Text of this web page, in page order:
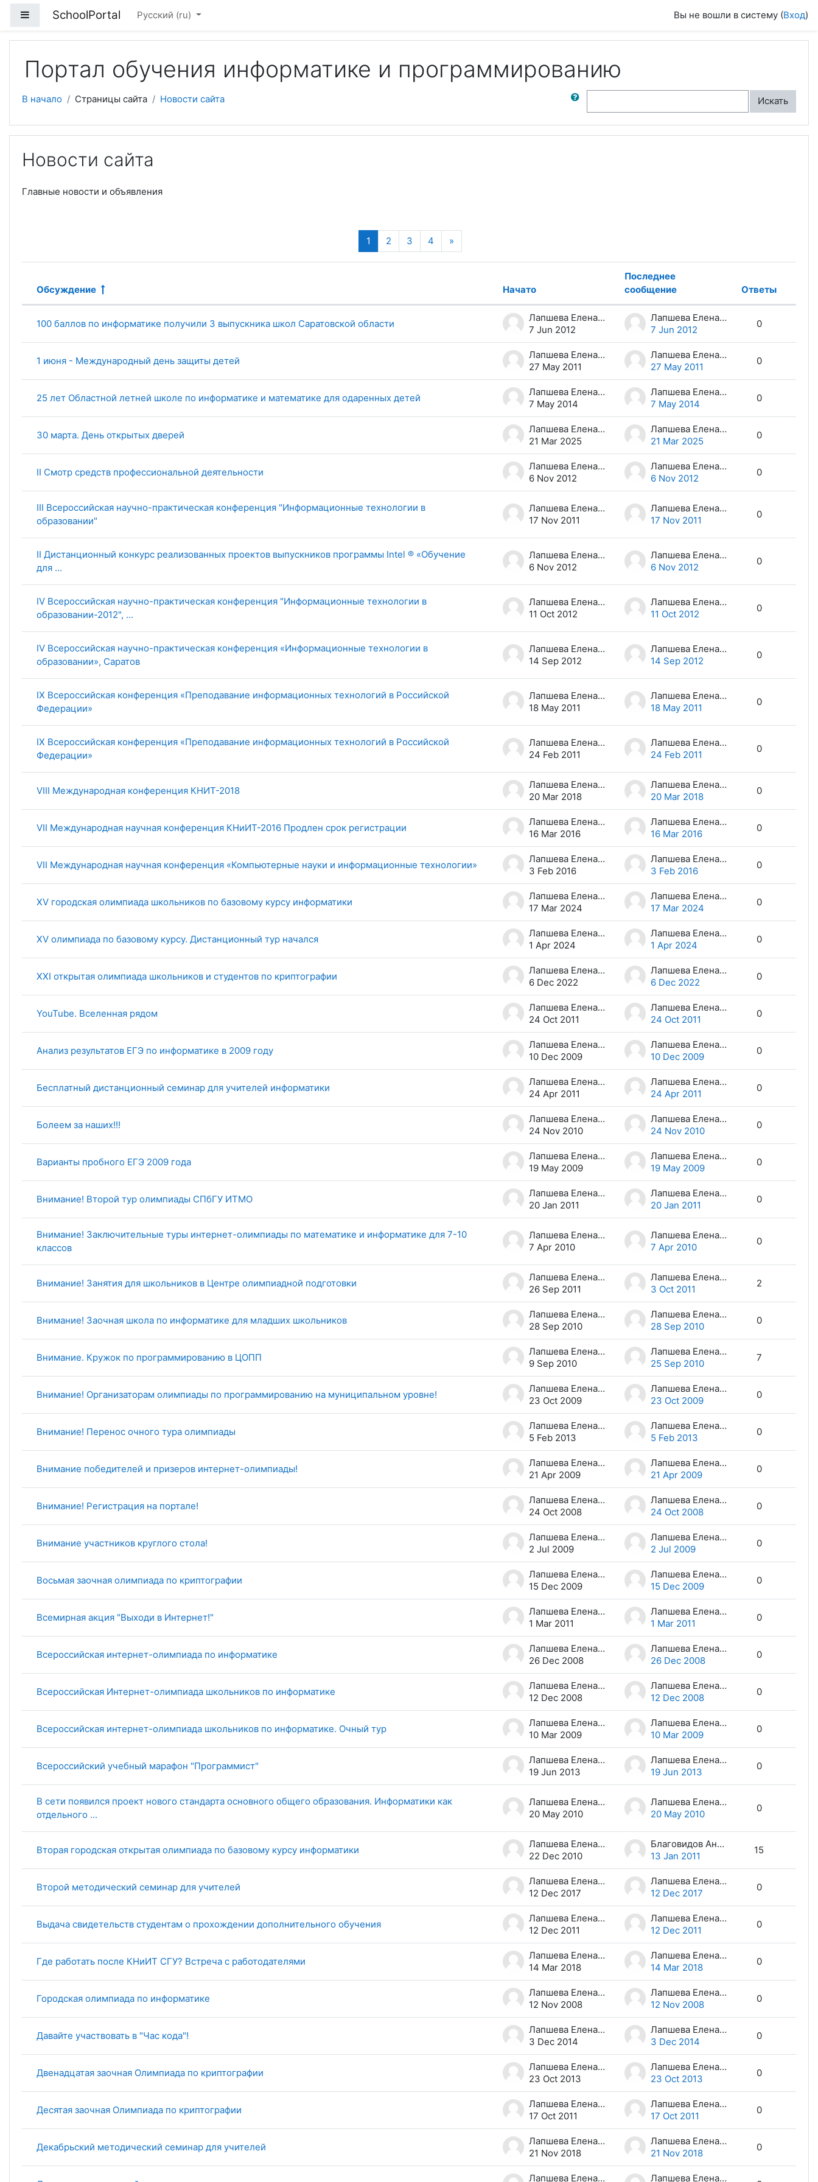
Боковая панель
SchoolPortal Русский ‎(ru)‎ Вы не вошли в систему (Вход)
Портал обучения информатике и программированию
В начало Страницы сайта Новости сайта
Поиск по форумам
Искать
Новости сайта
Главные новости и объявления
1 (текущая)
2 3 4 »Далее
Список обсуждений. Показано 100 из 355 обсуждений
Статус
Обсуждение Начато
Последнее
сообщение
Ответы
100 баллов по информатике получили 3 выпускника школ Саратовской области
Лапшева Елена Евгеньевна
7 Jun 2012
Лапшева Елена Евгеньевна
7 Jun 2012
0
1 июня - Международный день защиты детей
Лапшева Елена Евгеньевна
27 May 2011
Лапшева Елена Евгеньевна
27 May 2011
0
25 лет Областной летней школе по информатике и математике для одаренных детей
Лапшева Елена Евгеньевна
7 May 2014
Лапшева Елена Евгеньевна
7 May 2014
0
30 марта. День открытых дверей
Лапшева Елена Евгеньевна
21 Mar 2025
Лапшева Елена Евгеньевна
21 Mar 2025
0
II Cмотр средств профессиональной деятельности
Лапшева Елена Евгеньевна
6 Nov 2012
Лапшева Елена Евгеньевна
6 Nov 2012
0
III Всероссийская научно-практическая конференция "Информационные технологии в
образовании"
Лапшева Елена Евгеньевна
17 Nov 2011
Лапшева Елена Евгеньевна
17 Nov 2011
0
II Дистанционный конкурс реализованных проектов выпускников программы Intel ® «Обучение
для ...
Лапшева Елена Евгеньевна
6 Nov 2012
Лапшева Елена Евгеньевна
6 Nov 2012
0
IV Всероссийская научно-практическая конференция "Информационные технологии в
образовании-2012", ...
Лапшева Елена Евгеньевна
11 Oct 2012
Лапшева Елена Евгеньевна
11 Oct 2012
0
IV Всероссийская научно-практическая конференция «Информационные технологии в
образовании», Саратов
Лапшева Елена Евгеньевна
14 Sep 2012
Лапшева Елена Евгеньевна
14 Sep 2012
0
IX Всероссийская конференция «Преподавание информационных технологий в Российской
Федерации»
Лапшева Елена Евгеньевна
18 May 2011
Лапшева Елена Евгеньевна
18 May 2011
0
IX Всероссийская конференция «Преподавание информационных технологий в Российской
Федерации»
Лапшева Елена Евгеньевна
24 Feb 2011
Лапшева Елена Евгеньевна
24 Feb 2011
0
VIII Международная конференция КНИТ-2018
Лапшева Елена Евгеньевна
20 Mar 2018
Лапшева Елена Евгеньевна
20 Mar 2018
0
VII Международная научная конференция КНиИТ-2016 Продлен срок регистрации
Лапшева Елена Евгеньевна
16 Mar 2016
Лапшева Елена Евгеньевна
16 Mar 2016
0
VII Международная научная конференция «Компьютерные науки и информационные технологии»
Лапшева Елена Евгеньевна
3 Feb 2016
Лапшева Елена Евгеньевна
3 Feb 2016
0
XV городская олимпиада школьников по базовому курсу информатики
Лапшева Елена Евгеньевна
17 Mar 2024
Лапшева Елена Евгеньевна
17 Mar 2024
0
XV олимпиада по базовому курсу. Дистанционный тур начался
Лапшева Елена Евгеньевна
1 Apr 2024
Лапшева Елена Евгеньевна
1 Apr 2024
0
XXI открытая олимпиада школьников и студентов по криптографии
Лапшева Елена Евгеньевна
6 Dec 2022
Лапшева Елена Евгеньевна
6 Dec 2022
0
YouTube. Вселенная рядом
Лапшева Елена Евгеньевна
24 Oct 2011
Лапшева Елена Евгеньевна
24 Oct 2011
0
Анализ результатов ЕГЭ по информатике в 2009 году
Лапшева Елена Евгеньевна
10 Dec 2009
Лапшева Елена Евгеньевна
10 Dec 2009
0
Бесплатный дистанционный семинар для учителей информатики
Лапшева Елена Евгеньевна
24 Apr 2011
Лапшева Елена Евгеньевна
24 Apr 2011
0
Болеем за наших!!!
Лапшева Елена Евгеньевна
24 Nov 2010
Лапшева Елена Евгеньевна
24 Nov 2010
0
Варианты пробного ЕГЭ 2009 года
Лапшева Елена Евгеньевна
19 May 2009
Лапшева Елена Евгеньевна
19 May 2009
0
Внимание! Второй тур олимпиады СПбГУ ИТМО
Лапшева Елена Евгеньевна
20 Jan 2011
Лапшева Елена Евгеньевна
20 Jan 2011
0
Внимание! Заключительные туры интернет-олимпиады по математике и информатике для 7-10
классов
Лапшева Елена Евгеньевна
7 Apr 2010
Лапшева Елена Евгеньевна
7 Apr 2010
0
Внимание! Занятия для школьников в Центре олимпиадной подготовки
Лапшева Елена Евгеньевна
26 Sep 2011
Лапшева Елена Евгеньевна
3 Oct 2011
2
Внимание! Заочная школа по информатике для младших школьников
Лапшева Елена Евгеньевна
28 Sep 2010
Лапшева Елена Евгеньевна
28 Sep 2010
0
Внимание. Кружок по программированию в ЦОПП
Лапшева Елена Евгеньевна
9 Sep 2010
Лапшева Елена Евгеньевна
25 Sep 2010
7
Внимание! Организаторам олимпиады по программированию на муниципальном уровне!
Лапшева Елена Евгеньевна
23 Oct 2009
Лапшева Елена Евгеньевна
23 Oct 2009
0
Внимание! Перенос очного тура олимпиады
Лапшева Елена Евгеньевна
5 Feb 2013
Лапшева Елена Евгеньевна
5 Feb 2013
0
Внимание победителей и призеров интернет-олимпиады!
Лапшева Елена Евгеньевна
21 Apr 2009
Лапшева Елена Евгеньевна
21 Apr 2009
0
Внимание! Регистрация на портале!
Лапшева Елена Евгеньевна
24 Oct 2008
Лапшева Елена Евгеньевна
24 Oct 2008
0
Внимание участников круглого стола!
Лапшева Елена Евгеньевна
2 Jul 2009
Лапшева Елена Евгеньевна
2 Jul 2009
0
Восьмая заочная олимпиада по криптографии
Лапшева Елена Евгеньевна
15 Dec 2009
Лапшева Елена Евгеньевна
15 Dec 2009
0
Всемирная акция "Выходи в Интернет!"
Лапшева Елена Евгеньевна
1 Mar 2011
Лапшева Елена Евгеньевна
1 Mar 2011
0
Всероссийская интернет-олимпиада по информатике
Лапшева Елена Евгеньевна
26 Dec 2008
Лапшева Елена Евгеньевна
26 Dec 2008
0
Всероссийская Интернет-олимпиада школьников по информатике
Лапшева Елена Евгеньевна
12 Dec 2008
Лапшева Елена Евгеньевна
12 Dec 2008
0
Всероссийская интернет-олимпиада школьников по информатике. Очный тур
Лапшева Елена Евгеньевна
10 Mar 2009
Лапшева Елена Евгеньевна
10 Mar 2009
0
Всероссийский учебный марафон "Программист"
Лапшева Елена Евгеньевна
19 Jun 2013
Лапшева Елена Евгеньевна
19 Jun 2013
0
В сети появился проект нового стандарта основного общего образования. Информатики как
отдельного ...
Лапшева Елена Евгеньевна
20 May 2010
Лапшева Елена Евгеньевна
20 May 2010
0
Вторая городская открытая олимпиада по базовому курсу информатики
Лапшева Елена Евгеньевна
22 Dec 2010
Благовидов Андрей
13 Jan 2011
15
Второй методический семинар для учителей
Лапшева Елена Евгеньевна
12 Dec 2017
Лапшева Елена Евгеньевна
12 Dec 2017
0
Выдача свидетельств студентам о прохождении дополнительного обучения
Лапшева Елена Евгеньевна
12 Dec 2011
Лапшева Елена Евгеньевна
12 Dec 2011
0
Где работать после КНиИТ СГУ? Встреча с работодателями
Лапшева Елена Евгеньевна
14 Mar 2018
Лапшева Елена Евгеньевна
14 Mar 2018
0
Городская олимпиада по информатике
Лапшева Елена Евгеньевна
12 Nov 2008
Лапшева Елена Евгеньевна
12 Nov 2008
0
Давайте участвовать в "Час кода"!
Лапшева Елена Евгеньевна
3 Dec 2014
Лапшева Елена Евгеньевна
3 Dec 2014
0
Двенадцатая заочная Олимпиада по криптографии
Лапшева Елена Евгеньевна
23 Oct 2013
Лапшева Елена Евгеньевна
23 Oct 2013
0
Деcятая заочная Олимпиада по криптографии
Лапшева Елена Евгеньевна
17 Oct 2011
Лапшева Елена Евгеньевна
17 Oct 2011
0
Декабрьский методический семинар для учителей
Лапшева Елена Евгеньевна
21 Nov 2018
Лапшева Елена Евгеньевна
21 Nov 2018
0
Лапшева Елена Евгеньевна Лапшева Елена Евгеньевна